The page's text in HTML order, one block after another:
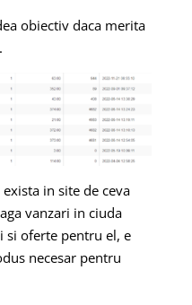
obiectiv daca merita
in site de ceva
vanzari in ciuda
si oferte pentru el, e
necesar pentru